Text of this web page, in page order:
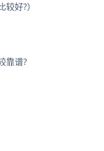
好?）
靠谱?